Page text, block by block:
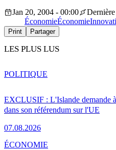
Jan 20, 2004 - 00:00
ÉconomieÉconomie
Print Partager
LES PLUS LUS
EXCLUSIF : L'Islande demande
dans son référendum sur l'UE
07.08.2026
POLITIQUE
ÉCONOMIE